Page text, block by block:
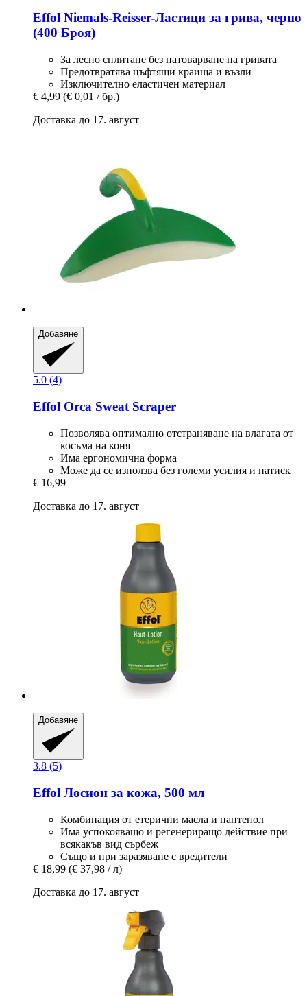
Effol Niemals-​Reisser-​Ластици за грива, черно
(400 Броя)
За лесно сплитане без натоварване на гривата
Предотвратява цъфтящи краища и възли
Изключително еластичен материал
€ 4,99 (€ 0,01 / бр.)
Доставка до 17. август
Добавяне
5.0 (4)
Effol Orca Sweat Scraper
Позволява оптимално отстраняване на влагата от
косъма на коня
Има ергономична форма
Може да се използва без големи усилия и натиск
€ 16,99
Доставка до 17. август
Добавяне
3.8 (5)
Effol Лосион за кожа, 500 мл
Комбинация от етерични масла и пантенол
Има успокояващо и регенериращо действие при
всякакъв вид сърбеж
Също и при заразяване с вредители
€ 18,99 (€ 37,98 / л)
Доставка до 17. август